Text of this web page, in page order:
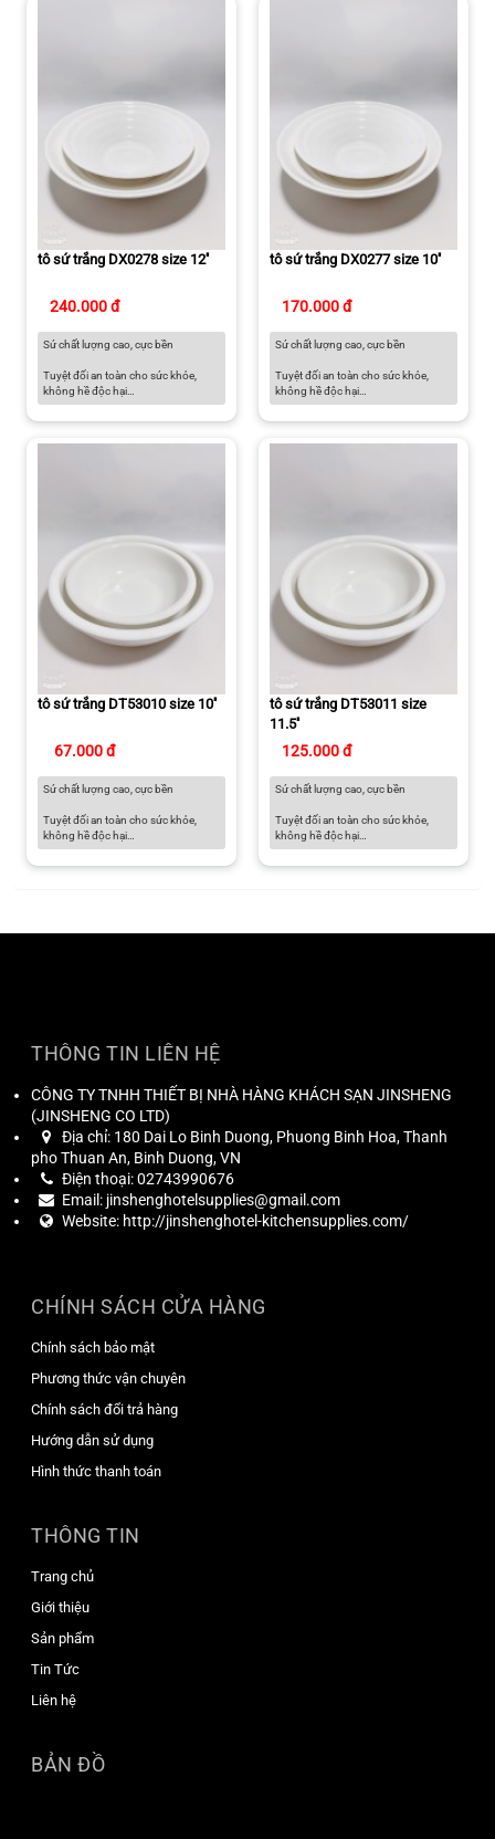
tô sứ trắng DX0278 size 12''
240.000 đ
Sứ chất lượng cao, cực bền
Tuyệt đối an toàn cho sức khỏe,
không hề độc hại
Có thể sử dụng trong lò vi sóng, lò
tô sứ trắng DX0277 size 10''
170.000 đ
Sứ chất lượng cao, cực bền
Tuyệt đối an toàn cho sức khỏe,
không hề độc hại
Có thể sử dụng trong lò vi sóng, lò
tô sứ trắng DT53010 size 10''
67.000 đ
Sứ chất lượng cao, cực bền
Tuyệt đối an toàn cho sức khỏe,
không hề độc hại
Có thể sử dụng trong lò vi sóng, lò
tô sứ trắng DT53011 size
11.5''
125.000 đ
Sứ chất lượng cao, cực bền
Tuyệt đối an toàn cho sức khỏe,
không hề độc hại
Có thể sử dụng trong lò vi sóng, lò
THÔNG TIN LIÊN HỆ
CÔNG TY TNHH THIẾT BỊ NHÀ HÀNG KHÁCH SẠN JINSHENG
(JINSHENG CO LTD)
Địa chỉ: 180 Dai Lo Binh Duong, Phuong Binh Hoa, Thanh
pho Thuan An, Binh Duong, VN
Điện thoại:02743990676
Email: jinshenghotelsupplies@gmail.com
Website: http://jinshenghotel-kitchensupplies.com/
CHÍNH SÁCH CỬA HÀNG
Chính sách bảo mật
Phương thức vận chuyên
Chính sách đổi trả hàng
Hướng dẫn sử dụng
Hình thức thanh toán
THÔNG TIN
Trang chủ
Giới thiệu
Sản phẩm
Tin Tức
Liên hệ
BẢN ĐỒ